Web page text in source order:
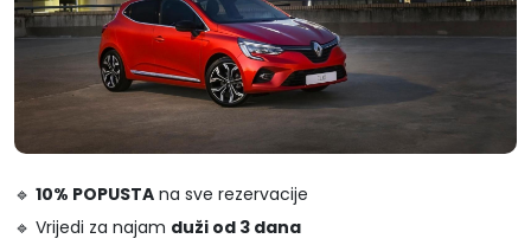
🔹 10% POPUSTA na sve rezervacije
🔹 Vrijedi za najam duži od 3 dana